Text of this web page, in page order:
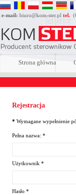
e-mail: biuro@kom-ster.pl tel.
Strona główna
Rejestracja
* Wymagane wypełnienie
Pełna nazwa: *
Użytkownik *
Hasło *